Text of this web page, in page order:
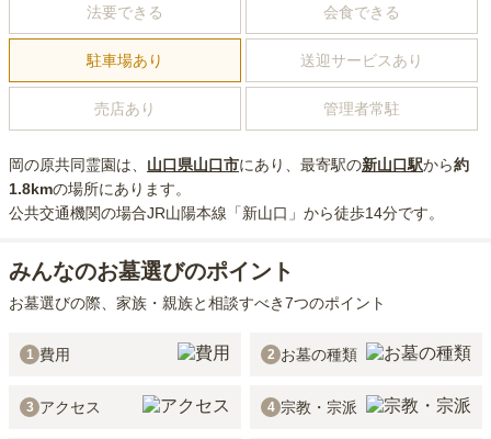
法要できる 会食できる
駐車場あり 送迎サービスあり
売店あり 管理者常駐
岡の原共同霊園は、 山口県山口市にあり 、最寄駅の新山口駅から約
1.8kmの場所にあり ます。
公共交通機関の場合JR山陽本線「新山口」から徒歩14分です。
みんなのお墓選びのポイント
お墓選びの際、家族・親族と相談すべき7つのポイント
1 費用 2 お墓の種類
3 アクセス 4 宗教・宗派